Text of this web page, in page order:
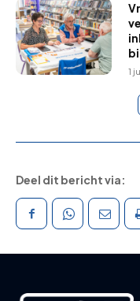
1
Deel dit bericht via: